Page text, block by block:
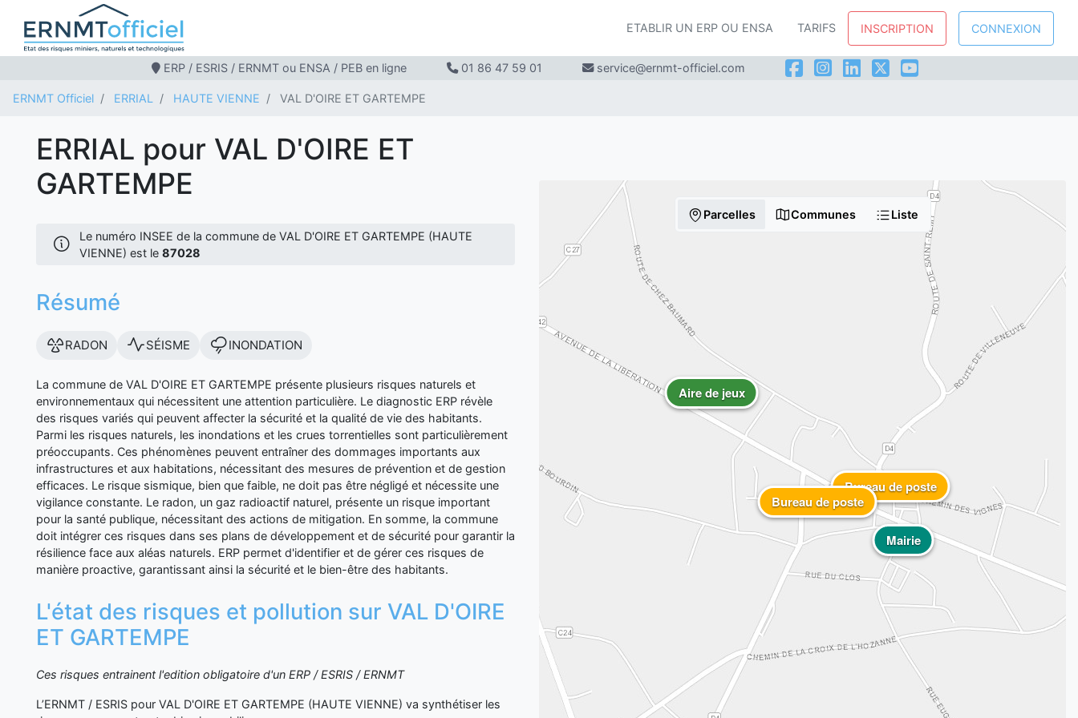
ETABLIR UN ERP OU ENSA TARIFS INSCRIPTION CONNEXION
ERP / ESRIS / ERNMT ou ENSA / PEB en ligne 01 86 47 59 01 service@ernmt-officiel.com
ERNMT Officiel ERRIAL HAUTE VIENNE VAL D'OIRE ET GARTEMPE
ERRIAL pour VAL D'OIRE ET
GARTEMPE
Le numéro INSEE de la commune de VAL D'OIRE ET GARTEMPE (HAUTE
VIENNE) est le 87028
Résumé
RADON SÉISME INONDATION
La commune de VAL D'OIRE ET GARTEMPE présente plusieurs risques naturels et
environnementaux qui nécessitent une attention particulière. Le diagnostic ERP révèle
des risques variés qui peuvent affecter la sécurité et la qualité de vie des habitants.
Parmi les risques naturels, les inondations et les crues torrentielles sont particulièrement
préoccupants. Ces phénomènes peuvent entraîner des dommages importants aux
infrastructures et aux habitations, nécessitant des mesures de prévention et de gestion
efficaces. Le risque sismique, bien que faible, ne doit pas être négligé et nécessite une
vigilance constante. Le radon, un gaz radioactif naturel, présente un risque important
pour la santé publique, nécessitant des actions de mitigation. En somme, la commune
doit intégrer ces risques dans ses plans de développement et de sécurité pour garantir la
résilience face aux aléas naturels. ERP permet d'identifier et de gérer ces risques de
manière proactive, garantissant ainsi la sécurité et le bien-être des habitants.
L'état des risques et pollution sur VAL D'OIRE
ET GARTEMPE
Ces risques entrainent l'edition obligatoire d'un ERP / ESRIS / ERNMT
L’ERNMT / ESRIS pour VAL D'OIRE ET GARTEMPE (HAUTE VIENNE) va synthétiser les
Parcelles Communes Liste
Aire de jeux
Bureau de poste
Bureau de poste
Mairie